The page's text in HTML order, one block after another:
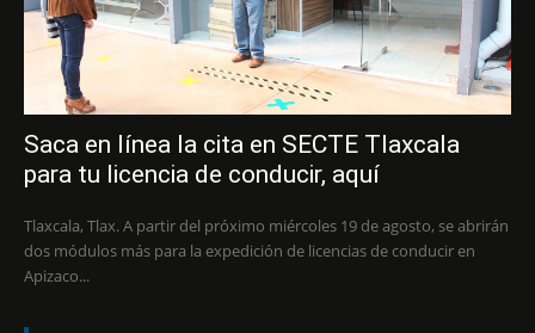
Saca en línea la cita en SECTE Tlaxcala
para tu licencia de conducir, aquí
Tlaxcala, Tlax. A partir del próximo miércoles 19 de agosto, se abrirán
dos módulos más para la expedición de licencias de conducir en
Apizaco...